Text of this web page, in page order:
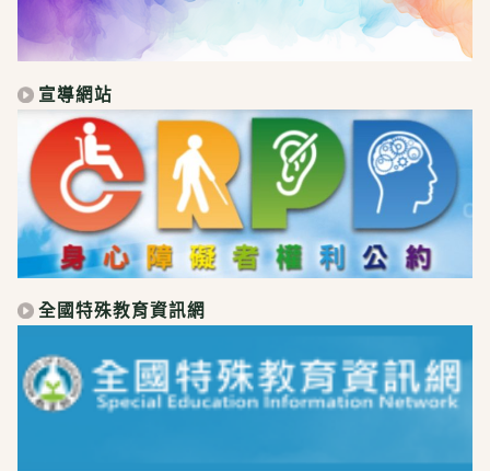
宣導網站
全國特殊教育資訊網